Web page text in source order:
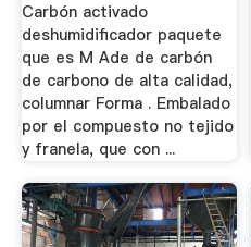
Carbón activado
deshumidificador paquete
que es M Ade de carbón
de carbono de alta calidad,
columnar Forma . Embalado
por el compuesto no tejido
y franela, que con ...